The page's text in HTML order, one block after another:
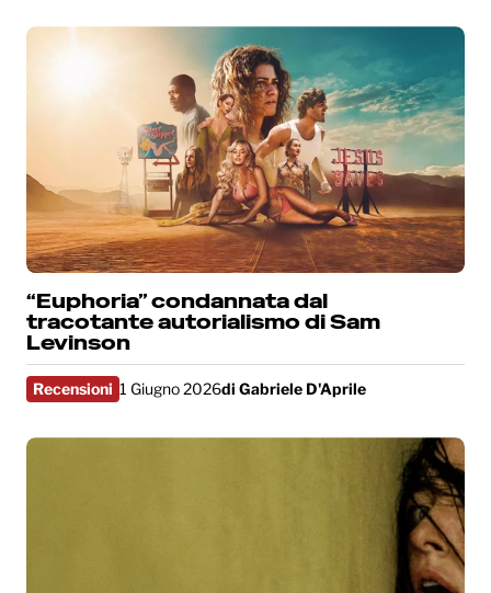
“Euphoria” condannata dal
tracotante autorialismo di Sam
Levinson
Recensioni 1 Giugno 2026di Gabriele D'Aprile